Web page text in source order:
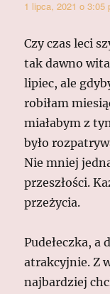
1 lipca, 2021 o 3:05
Czy czas leci
tak dawno
lipiec, ale
robiłam
miałabym z
było
Nie mniej
przeszłości.
przeżycia.
Pudełeczka, a
atrakcyjnie. Z
najbardziej